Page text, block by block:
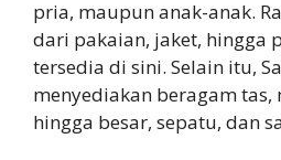
pria, maupun anak-anak.
dari pakaian, jaket, hingga
tersedia di sini. Selain itu,
menyediakan beragam
hingga besar, sepatu, dan